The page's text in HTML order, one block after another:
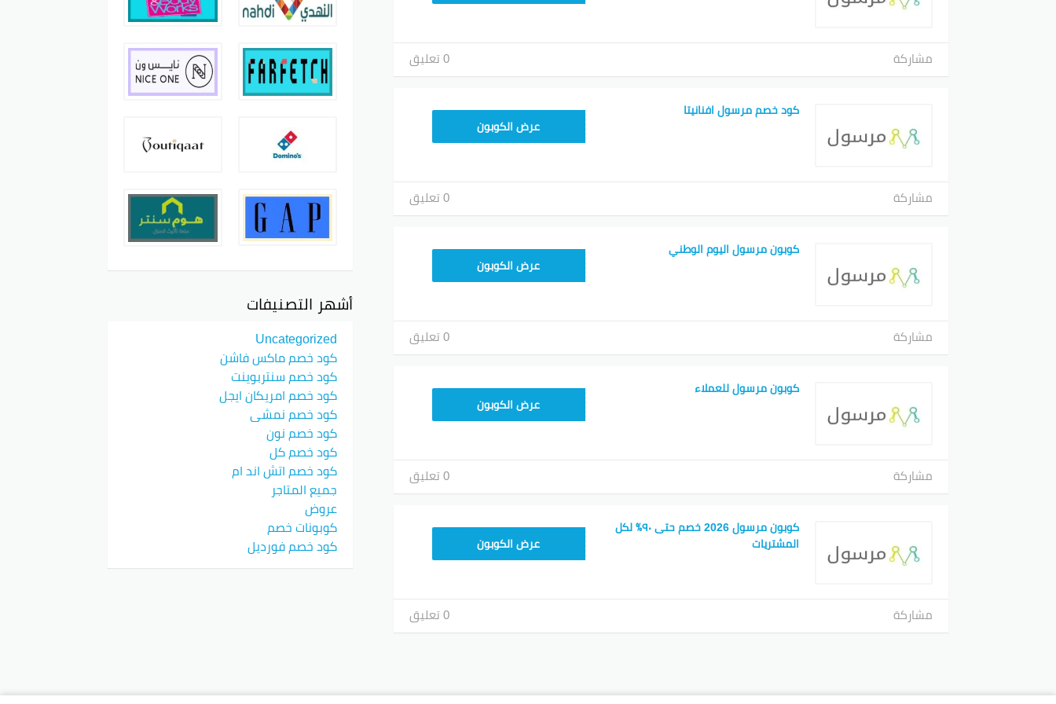
مشاركة 0 تعليق
كود خصم مرسول افنانيتا
9637E048عرض الكوبون
مشاركة 0 تعليق
كوبون مرسول اليوم الوطني
9637E048عرض الكوبون
مشاركة 0 تعليق
كوبون مرسول للعملاء
9637E048عرض الكوبون
مشاركة 0 تعليق
كوبون مرسول 2026 خصم حتى ٩٠٪ لكل
المشتريات
9637E048عرض الكوبون
مشاركة 0 تعليق
أشهر التصنيفات
Uncategorized
كود خصم ماكس فاشن
كود خصم سنتربوينت
كود خصم امريكان ايجل
كود خصم نمشي
كود خصم نون
كود خصم كل
كود خصم اتش اند ام
جميع المتاجر
عروض
كوبونات خصم
كود خصم فورديل